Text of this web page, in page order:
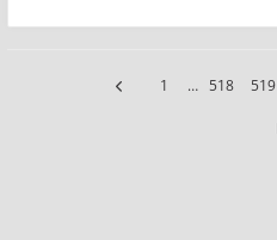
1 … 518 519